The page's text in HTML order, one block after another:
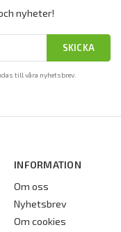
nyheter!
SKICKA
till våra nyhetsbrev.
INFORMATION
Om oss
Nyhetsbrev
Om cookies